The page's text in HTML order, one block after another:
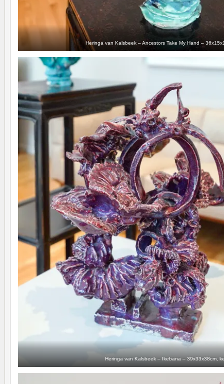
Heringa van Kalsbeek – Ancestors Take My Hand –
Heringa van Kalsbeek – Ikebana – 39x33x38cm,